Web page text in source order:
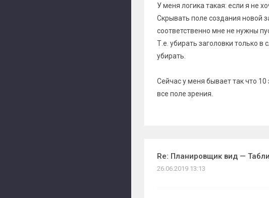
У меня логика такая: если я не
Скрывать поле создания новой
соответственно мне не нужны
Т.е. убирать заголовки только в
убирать.
Сейчас у меня бывает так что
все поле зрения.
Re: Планировщик вид —
26.06.2019 13:13